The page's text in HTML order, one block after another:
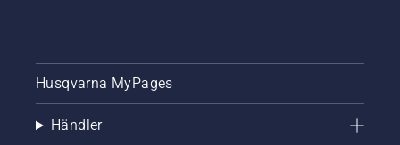
Husqvarna MyPages
Händler